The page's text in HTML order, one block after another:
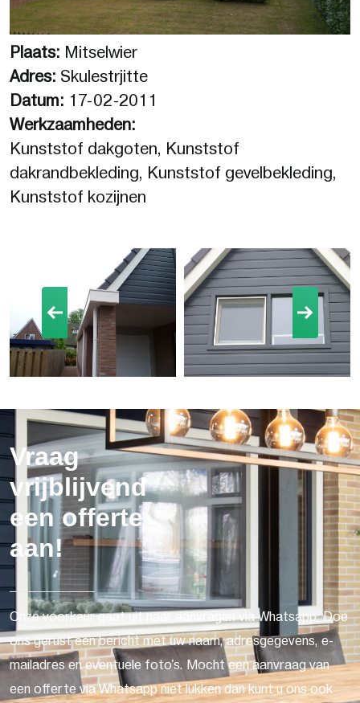
Plaats: Mitselwier
Adres: Skulestrjitte
Datum: 17-02-2011
Werkzaamheden:
Kunststof dakgoten, Kunststof
dakrandbekleding, Kunststof gevelbekleding,
Kunststof kozijnen
Vraag
vrijblijvend
een offerte
aan!
Onze voorkeur gaat uit naar aanvragen via Whatsapp. Doe
ons gerust een bericht met uw naam, adresgegevens, e-
mailadres en eventuele foto's. Mocht een aanvraag van
een offerte via Whatsapp niet lukken dan kunt u ons ook